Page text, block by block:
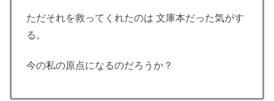
ただそれを救ってくれたのは 文庫本だった気がす
る。
今の私の原点になるのだろうか？